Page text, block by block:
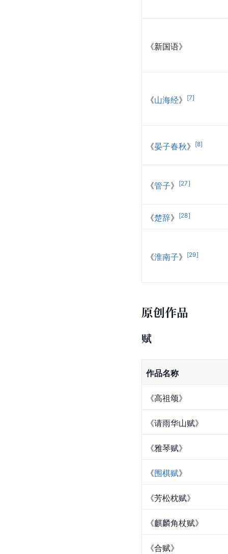
《新国语》
《山海经》 [7]
《晏子春秋》 [8]
《管子》 [27]
《楚辞》 [28]
《淮南子》 [29]
原创作品
赋
作品名称
《高祖颂》
《请雨华山赋》
《雅琴赋》
《围棋赋》
《芳松枕赋》
《麒麟角杖赋》
《合赋》